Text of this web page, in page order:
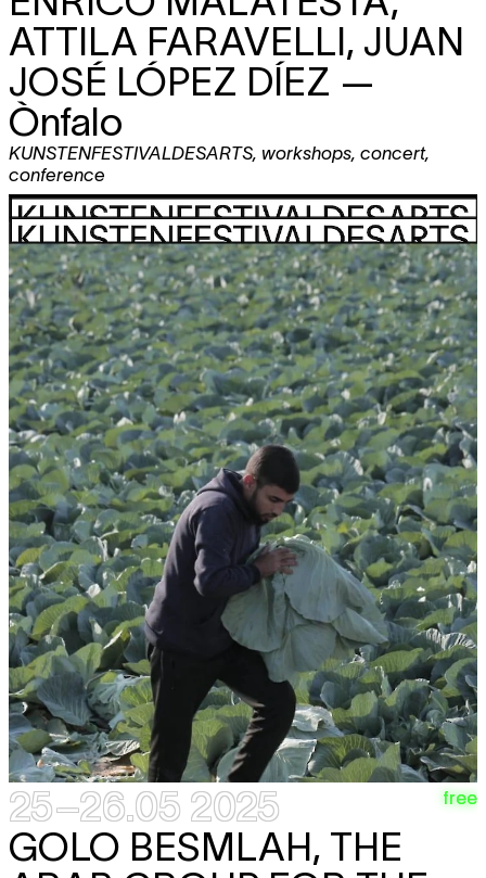
ATTILA FARAVELLI, JUAN
JOSÉ LÓPEZ DÍEZ —
Ònfalo
KUNSTENFESTIVALDESARTS, workshops, concert,
conference
25–26.05 2025 free
GOLO BESMLAH, THE